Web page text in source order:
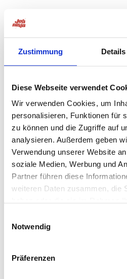
Zustimmung Details
Diese Webseite verwendet
Wir verwenden Cookies, um
personalisieren, Funktionen für
zu können und die Zugriffe auf
analysieren. Außerdem geben
Verwendung unserer Website
soziale Medien, Werbung und
Partner führen diese
weiteren Daten zusammen, die
Notwendig
Präferenzen
loadingjobninja.com